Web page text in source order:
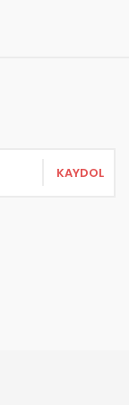
KAYDOL